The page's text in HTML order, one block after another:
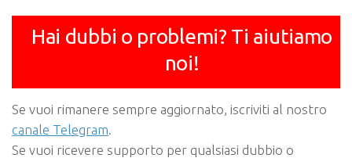
Hai dubbi o problemi? Ti aiutiamo
noi!
Se vuoi rimanere sempre aggiornato, iscriviti al nostro
canale Telegram.
Se vuoi ricevere supporto per qualsiasi dubbio o